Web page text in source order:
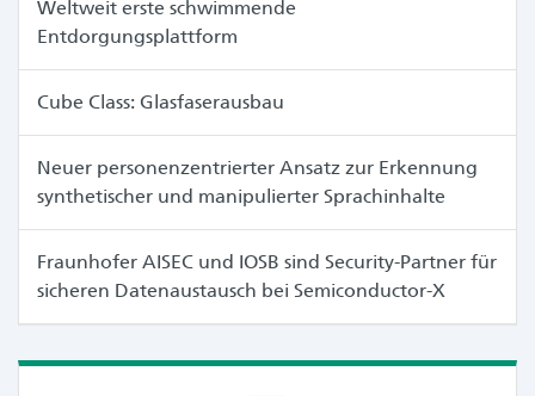
Weltweit erste schwimmende
Entdorgungsplattform
Cube Class: Glasfaserausbau
Neuer personenzentrierter Ansatz zur Erkennung
synthetischer und manipulierter Sprachinhalte
Fraunhofer AISEC und IOSB sind Security-Partner für
sicheren Datenaustausch bei Semiconductor-X